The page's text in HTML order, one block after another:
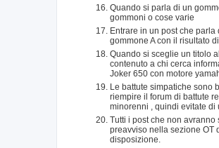
Quando si parla di un
gommoni o cose varie
Entrare in un post che
gommone A con il risultato
Quando si sceglie un titolo
contenuto a chi cerca
Joker 650 con motore
Le battute simpatiche sono
riempire il forum di battute
minorenni , quindi evitate di
Tutti i post che non
preavviso nella sezione OT
disposizione.